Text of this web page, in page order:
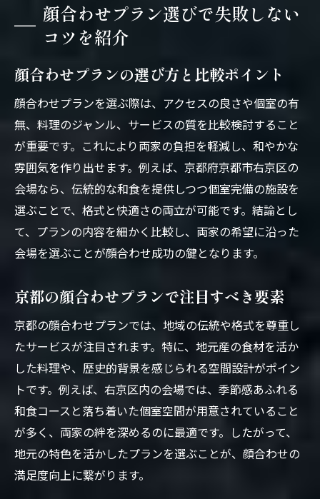
顔合わせプラン選びで失敗しない
コツを紹介
顔合わせプランの選び方と比較ポイント
顔合わせプランを選ぶ際は、アクセスの良さや個室の有
無、料理のジャンル、サービスの質を比較検討すること
が重要です。これにより両家の負担を軽減し、和やかな
雰囲気を作り出せます。例えば、京都府京都市右京区の
会場なら、伝統的な和食を提供しつつ個室完備の施設を
選ぶことで、格式と快適さの両立が可能です。結論とし
て、プランの内容を細かく比較し、両家の希望に沿った
会場を選ぶことが顔合わせ成功の鍵となります。
京都の顔合わせプランで注目すべき要素
京都の顔合わせプランでは、地域の伝統や格式を尊重し
たサービスが注目されます。特に、地元産の食材を活か
した料理や、歴史的背景を感じられる空間設計がポイン
トです。例えば、右京区内の会場では、季節感あふれる
和食コースと落ち着いた個室空間が用意されていること
が多く、両家の絆を深めるのに最適です。したがって、
地元の特色を活かしたプランを選ぶことが、顔合わせの
満足度向上に繋がります。